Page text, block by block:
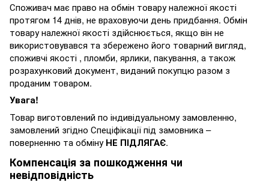
Споживач має право на обмін товару належної якості
протягом 14 днів, не враховуючи день придбання. Обмін
товару належної якості здійснюється, якщо він не
використовувався та збережено його товарний вигляд,
споживчі якості , пломби, ярлики, пакування, а також
розрахунковий документ, виданий покупцю разом з
проданим товаром.
Увага!
Товар виготовлений по індивідуальному замовленню,
замовлений згідно Спеціфікації під замовника –
поверненню та обмінуНЕ ПІДЛЯГАЄ.
Компенсація за пошкодження чи
невідповідність